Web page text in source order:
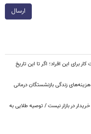
ارسال
برای این افراد؛ اگر تا این تاریخ
برای تامین مخارج / ۶۰ درصد هزینه‌های زندگی بازنشستگان درمانی
در بازار نیست / توصیه طلایی به